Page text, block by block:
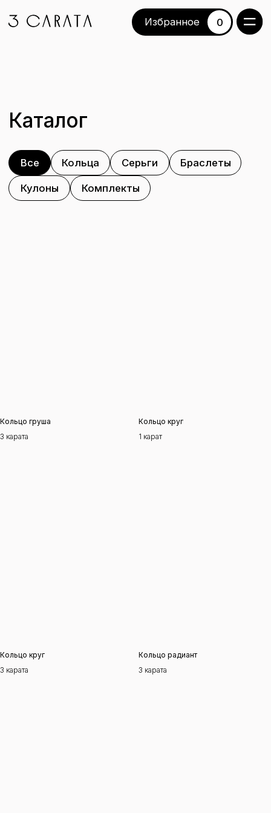
Избранное
Избранное
Все Кольца Серьги
Кольцо груша
3 карата
Кольцо круг
1 карат
Кольцо круг
3 карата
Кольцо радиант
3 карата